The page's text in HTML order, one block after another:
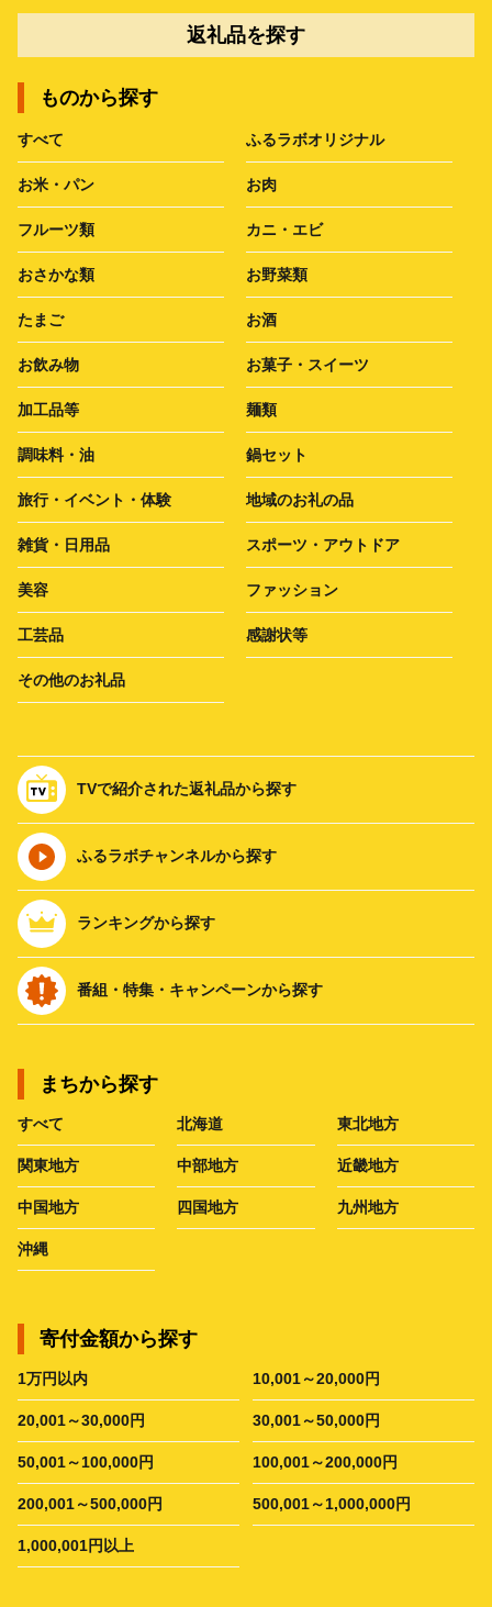
返礼品を探す
ものから探す
すべて ふるラボオリジナル
お米・パン お肉
フルーツ類 カニ・エビ
おさかな類 お野菜類
たまご お酒
お飲み物 お菓子・スイーツ
加工品等 麺類
調味料・油 鍋セット
旅行・イベント・体験 地域のお礼の品
雑貨・日用品 スポーツ・アウトドア
美容 ファッション
工芸品 感謝状等
その他のお礼品
TVで紹介された返礼品から探す
ふるラボチャンネルから探す
ランキングから探す
番組・特集・キャンペーンから探す
まちから探す
すべて 北海道 東北地方
関東地方 中部地方 近畿地方
中国地方 四国地方 九州地方
沖縄
寄付金額から探す
1万円以内 10,001～20,000円
20,001～30,000円 30,001～50,000円
50,001～100,000円 100,001～200,000円
200,001～500,000円 500,001～1,000,000円
1,000,001円以上